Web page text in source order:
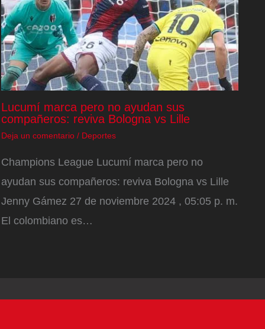
Lucumí marca pero no ayudan sus
compañeros: reviva Bologna vs Lille
Deja un comentario / Deportes
Champions League Lucumí marca pero no
ayudan sus compañeros: reviva Bologna vs Lille
Jenny Gámez 27 de noviembre 2024 , 05:05 p. m.
El colombiano es…